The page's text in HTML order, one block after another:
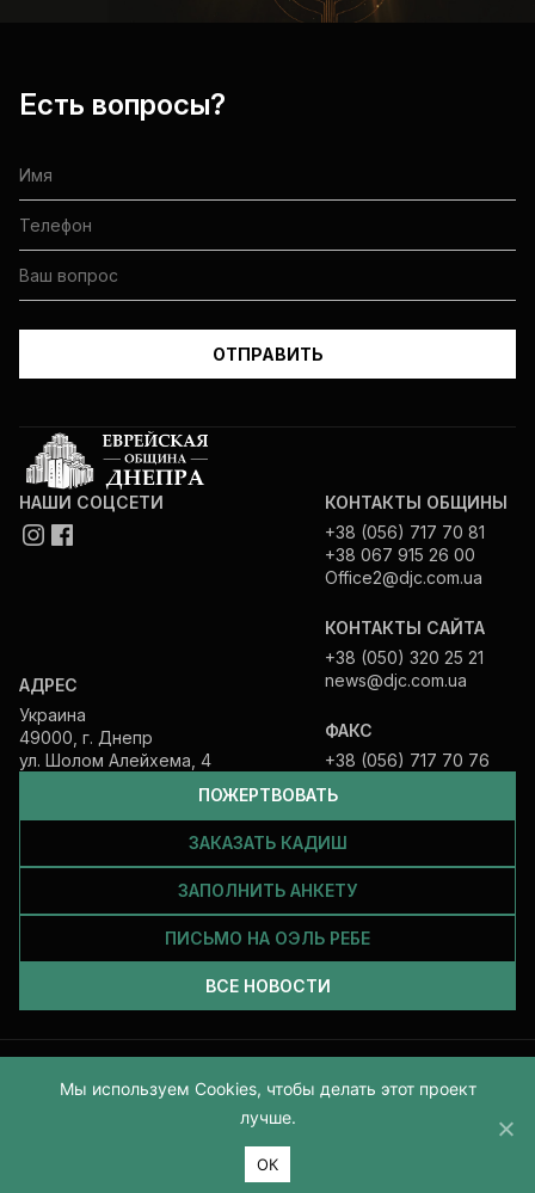
Есть вопросы?
ПОЖЕРТВОВАТЬ
ЗАКАЗАТЬ КАДИШ
ЗАПОЛНИТЬ АНКЕТУ
ПИСЬМО НА ОЭЛЬ РЕБЕ
ВСЕ НОВОСТИ
НАШИ СОЦСЕТИ
АДРЕС
Украина
49000, г. Днепр
ул. Шолом Алейхема, 4
КОНТАКТЫ ОБЩИНЫ
+38 (056) 717 70 81
+38 067 915 26 00
Office2@djc.com.ua
КОНТАКТЫ САЙТА
+38 (050) 320 25 21
news@djc.com.ua
ФАКС
+38 (056) 717 70 76
Все права защищены и принадлежат Еврейской общине Днепра.
2026
Мы используем Cookies, чтобы делать этот проект
лучше.
ОК